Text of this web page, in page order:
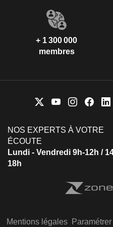
+ 1 300 000
membres
NOS EXPERTS À VOTRE
ÉCOUTE
Lundi - Vendredi 9h-12h /
18h
Mentions légales